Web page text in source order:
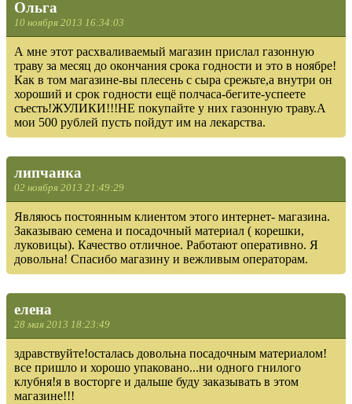
Ольга
10 ноября 2013 16:34:03
А мне этот расхваливаемый магазин прислал газонную
траву за месяц до окончания срока годности и это в ноябре!
Как в том магазине-вы плесень с сыра срежьте,а внутри он
хороший и срок годности ещё полчаса-бегите-успеете
съесть!ЖУЛИКИ!!!НЕ покупайте у них газонную траву.А
мои 500 рублей пусть пойдут им на лекарства.
липчанка
02 ноября 2013 21:49:29
Являюсь постоянным клиентом этого интернет- магазина.
Заказываю семена и посадочный материал ( корешки,
луковицы). Качество отличное. Работают оперативно. Я
довольна! Спасибо магазину и вежливым операторам.
елена
28 мая 2013 18:23:49
здравствуйте!осталась довольна посадочным материалом!
все пришло и хорошо упаковано...ни одного гнилого
клубня!я в восторге и дальше буду заказывать в этом
магазине!!!